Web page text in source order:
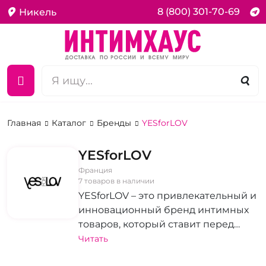
Никель 8 (800) 301-70-69
Главная Каталог Бренды YESforLOV
YESforLOV
Франция
7 товаров в наличии
YESforLOV – это привлекательный и
инновационный бренд интимных
товаров, который ставит перед
собой цель увеличить эротическое
Читать